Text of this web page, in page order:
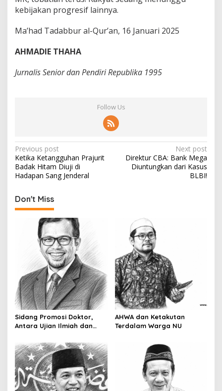
kebijakan progresif lainnya.
Ma’had Tadabbur al-Qur’an, 16 Januari 2025
AHMADIE THAHA
Jurnalis Senior dan Pendiri Republika 1995
Follow Us
P
o
s
t
n
a
t
i
o
n
Previous post
Ketika Ketangguhan Prajurit
Badak Hitam Diuji di
Hadapan Sang Jenderal
Next post
Direktur CBA: Bank Mega
Diuntungkan dari Kasus
BLBI!
Don't Miss
Sidang Promosi Doktor,
Antara Ujian Ilmiah dan
AHWA dan Ketakutan
Terdalam Warga NU